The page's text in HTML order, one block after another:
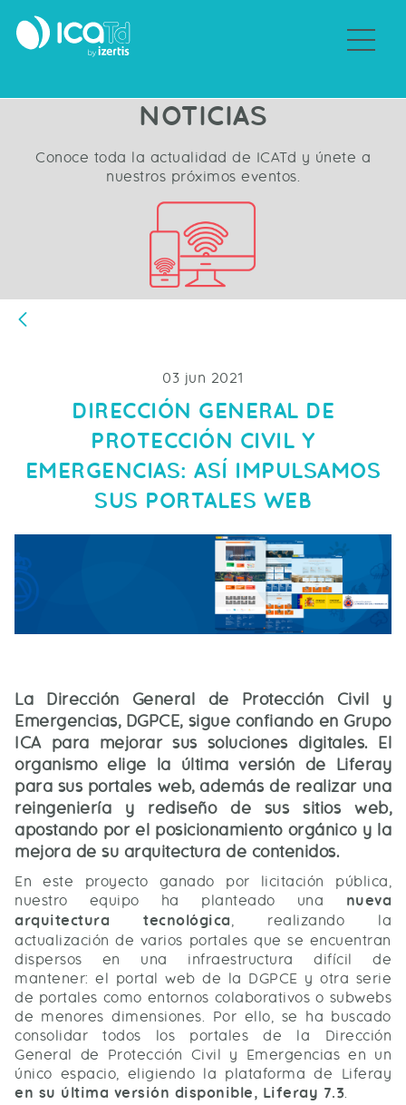
NOTICIAS
Conoce toda la actualidad de ICATd y únete a
nuestros próximos eventos.
03 jun 2021
DIRECCIÓN GENERAL DE
PROTECCIÓN CIVIL Y
EMERGENCIAS: ASÍ IMPULSAMOS
SUS PORTALES WEB
La Dirección General de Protección Civil y
Emergencias, DGPCE, sigue confiando en Grupo
ICA para mejorar sus soluciones digitales. El
organismo elige la última versión de Liferay
para sus portales web, además de realizar una
reingeniería y rediseño de sus sitios web,
apostando por el posicionamiento orgánico y la
mejora de su arquitectura de contenidos.
En este proyecto ganado por licitación pública,
nuestro equipo ha planteado una nueva
arquitectura tecnológica, realizando la
actualización de varios portales que se encuentran
dispersos en una infraestructura difícil de
mantener: el portal web de la DGPCE y otra serie
de portales como entornos colaborativos o subwebs
de menores dimensiones. Por ello, se ha buscado
consolidar todos los portales de la Dirección
General de Protección Civil y Emergencias en un
único espacio, eligiendo la plataforma de Liferay
en su última versión disponible, Liferay 7.3.